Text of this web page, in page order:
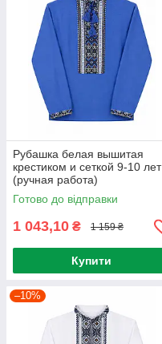
Рубашка белая вышитая
крестиком и сеткой 9-10 лет
(ручная работа)
Готово до відправки
1 043,10 ₴ 1 159 ₴
Купити
–10%